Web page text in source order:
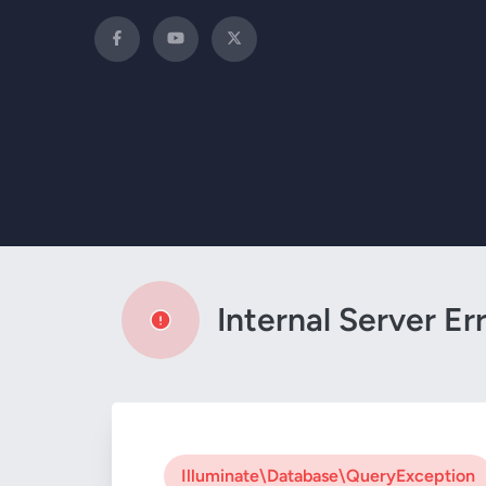
Internal Server
Illuminate\Database\QueryException